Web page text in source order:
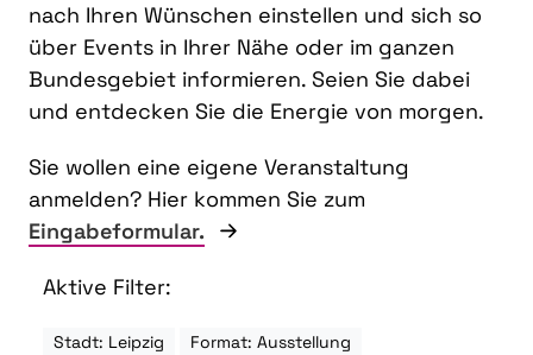
nach Ihren Wünschen einstellen und sich so
über Events in Ihrer Nähe oder im ganzen
Bundesgebiet informieren. Seien Sie dabei
und entdecken Sie die Energie von morgen.
Sie wollen eine eigene Veranstaltung
anmelden? Hier kommen Sie zum
Eingabeformular.
Aktive Filter:
Stadt: Leipzig
Format: Ausstellung